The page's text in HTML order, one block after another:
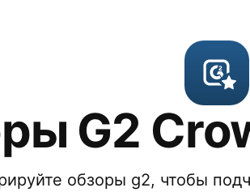
G2
обзоры g2, чтобы